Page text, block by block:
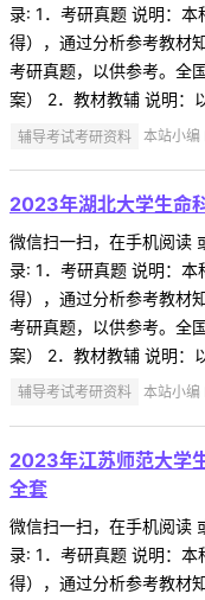
录: 1．考研真题 说明：
得），通过分析参考教材
考研真题，以供参考。全
案） 2．教材教辅 说明：
辅导考试考研资料 本站小
2023年湖北大学生命
微信扫一扫，在手机阅读
录: 1．考研真题 说明：
得），通过分析参考教材
考研真题，以供参考。全
案） 2．教材教辅 说明：
辅导考试考研资料 本站小
2023年江苏师范大学
全套
微信扫一扫，在手机阅读
录: 1．考研真题 说明：
得），通过分析参考教材